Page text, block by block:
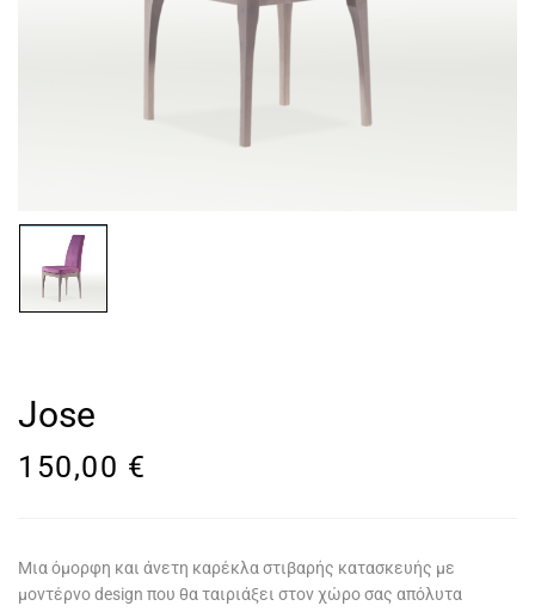
Jose
150,00 €
Μια όμορφη και άνετη καρέκλα στιβαρής κατασκευής με
μοντέρνο design που θα ταιριάξει στον χώρο σας απόλυτα